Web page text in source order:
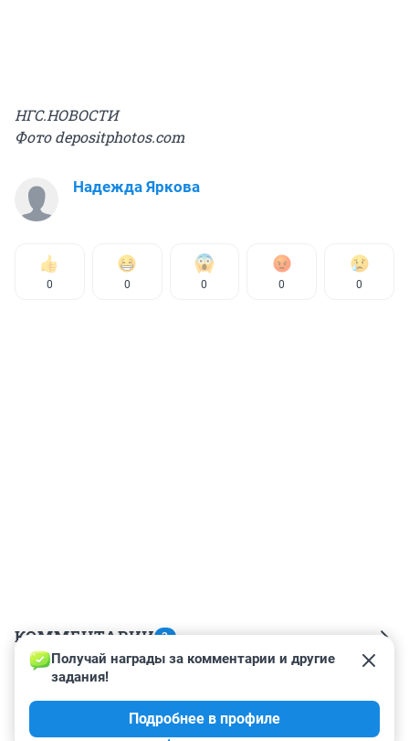
НГС.НОВОСТИ
Фото depositphotos.com
Надежда Яркова
0 0 0 0 0
КОММЕНТАРИИ 3
Гость
И страна у нас "поле чудес"
Получай награды за комментарии и другие
задания!
Подробнее в профиле